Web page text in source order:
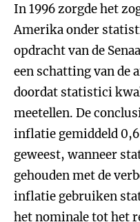
In 1996 zorgde het
Amerika onder
opdracht van de
een schatting van de
doordat statistici
meetellen. De
inflatie gemiddeld
geweest, wanneer
gehouden met de
inflatie gebruiken
het nominale tot het